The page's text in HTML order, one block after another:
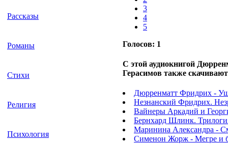
Рассказы
Романы
Стихи
Религия
Психология
3
4
5
Голосов: 1
С этой аудиокнигой
Герасимов также
Дюрренматт Фридрих -
Незнанский Фридрих.
Вайнеры Аркадий и
Бернхард Шлинк.
Маринина Александра -
Сименон Жорж - Мегре и